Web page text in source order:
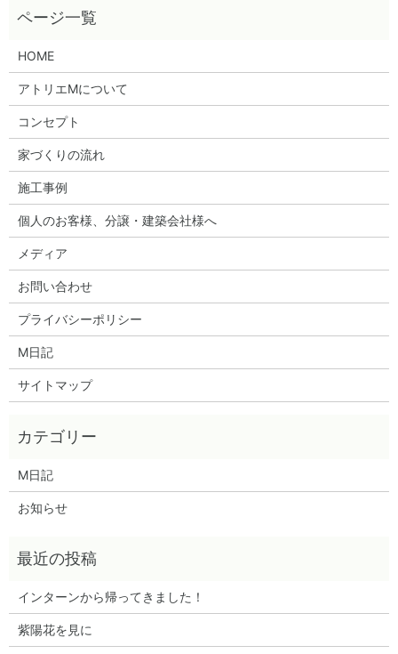
HOME
アトリエMについて
コンセプト
家づくりの流れ
施工事例
個人のお客様、分譲・建築会社様へ
メディア
お問い合わせ
プライバシーポリシー
M日記
サイトマップ
M日記
お知らせ
インターンから帰ってきました！
紫陽花を見に